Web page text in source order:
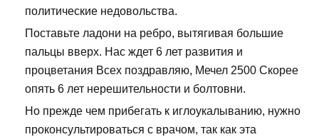
политические недовольства.
Поставьте ладони на ребро, вытягивая большие
пальцы вверх. Нас ждет 6 лет развития и
процветания Всех поздравляю, Мечел 2500 Скорее
опять 6 лет нерешительности и болтовни.
Но прежде чем прибегать к иглоукалыванию, нужно
проконсультироваться с врачом, так как эта